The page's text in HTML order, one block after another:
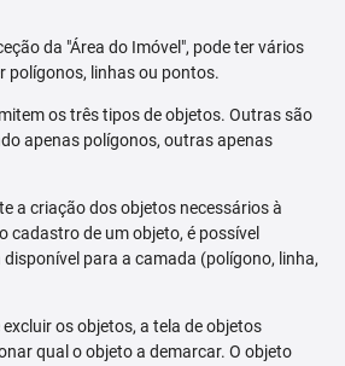
da "Área do Imóvel", pode ter vários
polígonos, linhas ou pontos.
os três tipos de objetos. Outras são
apenas polígonos, outras apenas
a criação dos objetos necessários à
cadastro de um objeto, é possível
para a camada (polígono, linha,
os objetos, a tela de objetos
qual o objeto a demarcar. O objeto